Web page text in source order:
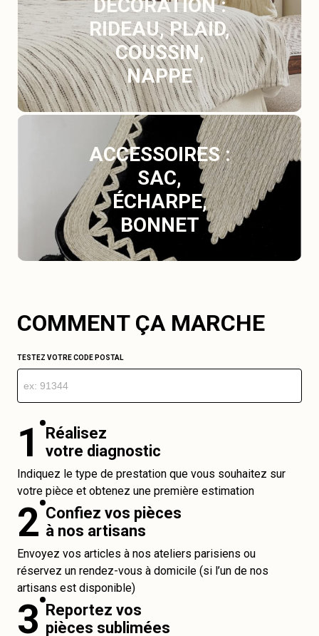
DÉCORATION :
RIDEAU, PLAID,
COUSSIN,
NAPPE
ACCESSOIRES :
SAC,
ÉCHARPE,
BONNET
COMMENT ÇA MARCHE
TESTEZ VOTRE CODE POSTAL
1
Réalisez
votre diagnostic
Indiquez le type de prestation que vous souhaitez sur
votre pièce et obtenez une première estimation
2 Confiez vos pièces
à nos artisans
Envoyez vos articles à nos ateliers parisiens ou
réservez un rendez-vous à domicile (si l’un de nos
artisans est disponible)
3 Reportez vos
pièces sublimées